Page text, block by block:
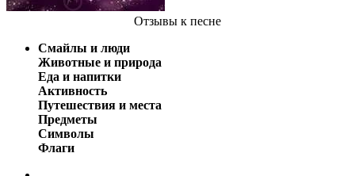
Отзывы к песне
Смайлы и люди
Животные и природа
Еда и напитки
Активность
Путешествия и места
Предметы
Символы
Флаги